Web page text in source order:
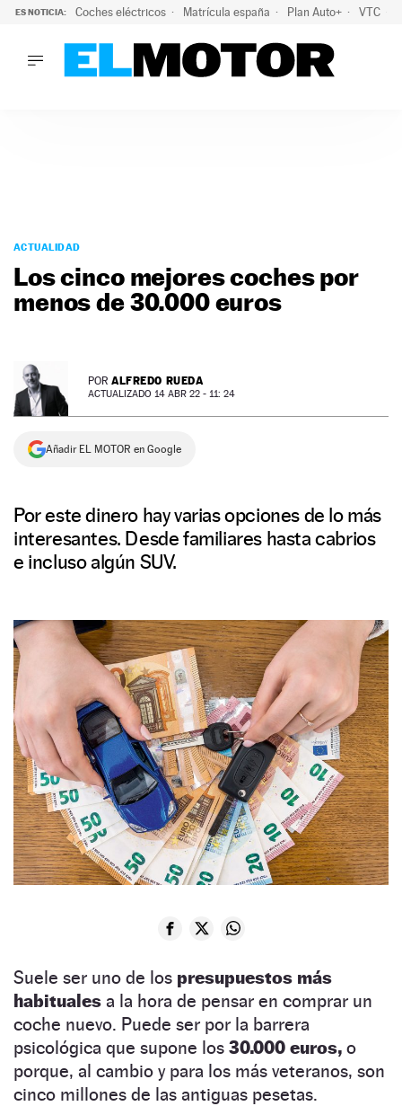
ES NOTICIA: Coches eléctricos Matrícula españa Plan Auto+ VTC
PODCAST
MOTOS
TECNOLOGÍA
PREMIOS
SERVICIOS
ACTUALIDAD
Los cinco mejores coches por
menos de 30.000 euros
POR ALFREDO RUEDA
ACTUALIZADO 14 ABR 22 - 11: 24
Añadir EL MOTOR en Google
Por este dinero hay varias opciones de lo más
interesantes. Desde familiares hasta cabrios
e incluso algún SUV.
Suele ser uno de los presupuestos más
habituales a la hora de pensar en comprar un
coche nuevo. Puede ser por la barrera
psicológica que supone los 30.000 euros, o
porque, al cambio y para los más veteranos, son
cinco millones de las antiguas pesetas.